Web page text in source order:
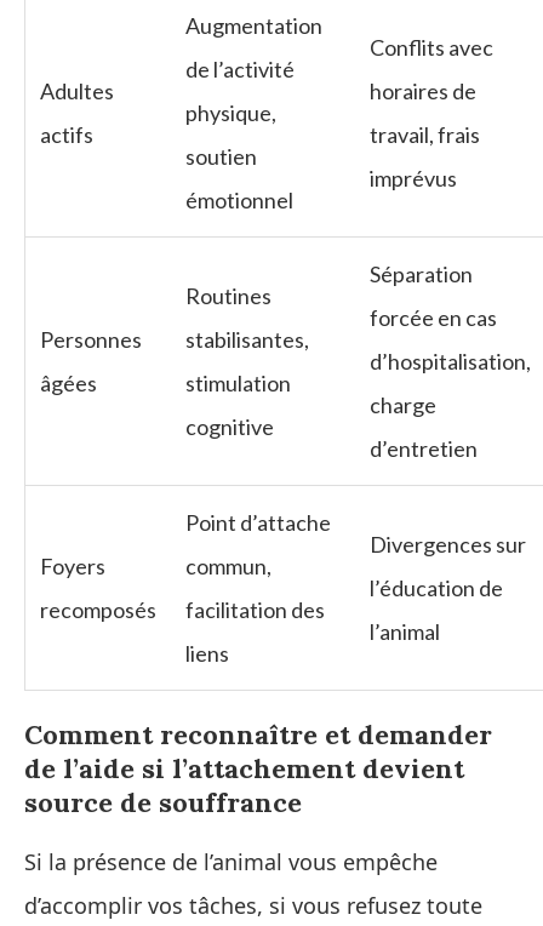
Adultes
actifs
Augmentation
de l’activité
physique,
soutien
émotionnel
Conflits avec
horaires de
travail, frais
imprévus
Personnes
âgées
Routines
stabilisantes,
stimulation
cognitive
Séparation
forcée en cas
d’hospitalisation,
charge
d’entretien
Foyers
recomposés
Point d’attache
commun,
facilitation des
liens
Divergences sur
l’éducation de
l’animal
Comment reconnaître et demander
de l’aide si l’attachement devient
source de souffrance
Si la présence de l’animal vous empêche
d’accomplir vos tâches, si vous refusez toute